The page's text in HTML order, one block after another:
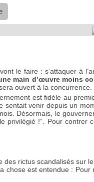
le faire : s’attaquer à
main d’œuvre moins
ouvert à la concurrence.
est fidèle au
venir depuis un
Désormais, le
privilégié !”. Pour contrer
rictus scandalisés sur
chose est entendue :